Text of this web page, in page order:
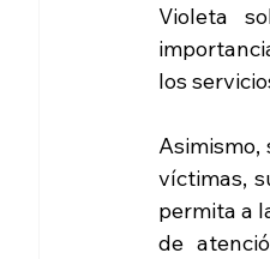
Violeta
los
Asimismo,
víctimas,
permita a
de